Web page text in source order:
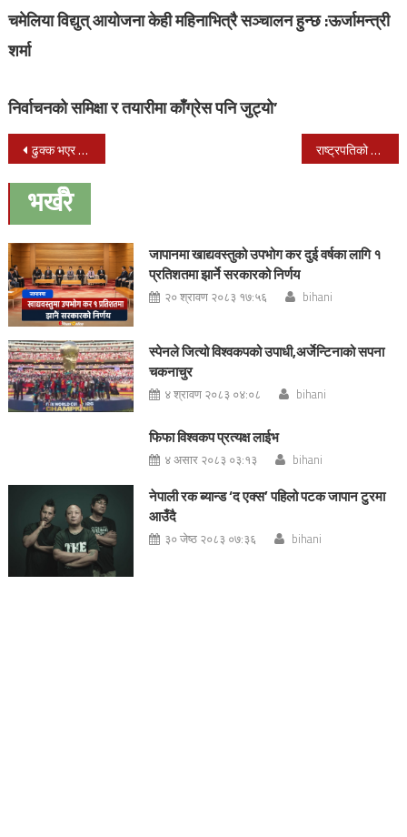
चमेलिया विद्युत् आयोजना केही महिनाभित्रै सञ्चालन हुन्छ :ऊर्जामन्त्री
शर्मा
निर्वाचनको समिक्षा र तयारीमा काँग्रेस पनि जुट्यो’
Post
navigation
ढुक्क भएर मतदान गर्न निर्वाचन आयोगको अाह्वान राष्ट्रपतिको अपील :स्थानीय निर्वाचन सफल बनाउन मतदातालाई
भर्खरै
जापानमा खाद्यवस्तुको उपभोग कर दुई वर्षका लागि १
प्रतिशतमा झार्ने सरकारको निर्णय
२० श्रावण २०८३ १७:५६ bihani
स्पेनले जित्यो विश्वकपको उपाधी,अर्जेन्टिनाको सपना
चकनाचुर
४ श्रावण २०८३ ०४:०८ bihani
फिफा विश्वकप प्रत्यक्ष लाईभ
४ असार २०८३ ०३:१३ bihani
नेपाली रक ब्यान्ड ‘द एक्स’ पहिलो पटक जापान टुरमा
आउँदै
३० जेष्ठ २०८३ ०७:३६ bihani